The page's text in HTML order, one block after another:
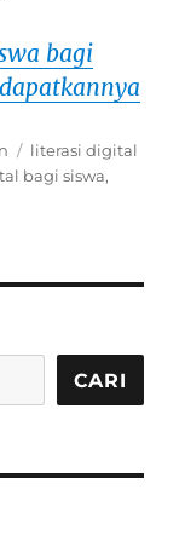
bagi
Tags
literasi digital
bagi siswa,
CARI